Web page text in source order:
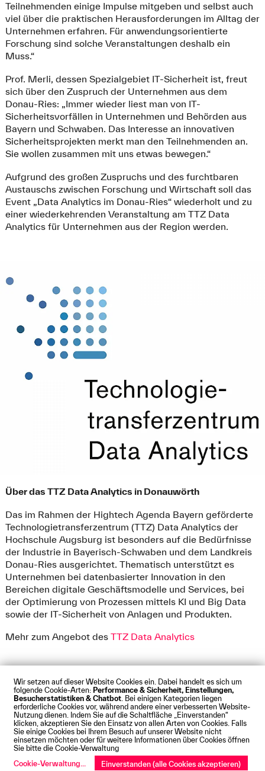
Wir setzen auf dieser Website Cookies ein. Dabei handelt es sich um
folgende Cookie-Arten: Performance & Sicherheit, Einstellungen,
Besucherstatistiken & Chatbot . Bei einigen Kategorien liegen
erforderliche Cookies vor, während andere einer verbesserten Website-
Nutzung dienen. Indem Sie auf die Schaltfläche „Einverstanden“
klicken, akzeptieren Sie den Einsatz von allen Arten von Cookies. Falls
Sie einige Cookies bei Ihrem Besuch auf unserer Website nicht
einsetzen möchten oder für weitere Informationen über Cookies öffnen
Sie bitte die Cookie-Verwaltung
Cookie-Verwaltung
Einverstanden (alle Cookies akzeptieren)
Teilnehmenden einige Impulse mitgeben und selbst auch
viel über die praktischen Herausforderungen im Alltag der
Unternehmen erfahren. Für anwendungsorientierte
Forschung sind solche Veranstaltungen deshalb ein
Muss.“
Prof. Merli, dessen Spezialgebiet IT-Sicherheit ist, freut
sich über den Zuspruch der Unternehmen aus dem
Donau-Ries: „Immer wieder liest man von IT-
Sicherheitsvorfällen in Unternehmen und Behörden aus
Bayern und Schwaben. Das Interesse an innovativen
Sicherheitsprojekten merkt man den Teilnehmenden an.
Sie wollen zusammen mit uns etwas bewegen.“
Aufgrund des großen Zuspruchs und des furchtbaren
Austauschs zwischen Forschung und Wirtschaft soll das
Event „Data Analytics im Donau-Ries“ wiederholt und zu
einer wiederkehrenden Veranstaltung am TTZ Data
Analytics für Unternehmen aus der Region werden.
Über das TTZ Data Analytics in Donauwörth
Das im Rahmen der Hightech Agenda Bayern geförderte
Technologietransferzentrum (TTZ) Data Analytics der
Hochschule Augsburg ist besonders auf die Bedürfnisse
der Industrie in Bayerisch-Schwaben und dem Landkreis
Donau-Ries ausgerichtet. Thematisch unterstützt es
Unternehmen bei datenbasierter Innovation in den
Bereichen digitale Geschäftsmodelle und Services, bei
der Optimierung von Prozessen mittels KI und Big Data
sowie der IT-Sicherheit von Anlagen und Produkten.
Mehr zum Angebot des TTZ Data Analytics
Impressum Datenschutz Cookies
Barrierefreiheit
Kontakt Presse Anfahrt Intranet Webmail
© Technische Hochschule Augsburg